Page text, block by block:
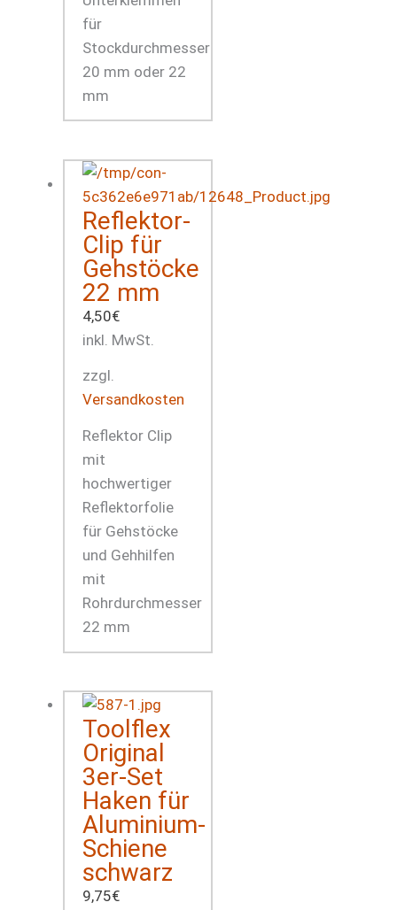
für
Stockdurchmesser
20 mm oder 22
mm
Reflektor-
Clip für
Gehstöcke
22 mm
4,50€
inkl. MwSt.
zzgl.
Versandkosten
Reflektor Clip
mit
hochwertiger
Reflektorfolie
für Gehstöcke
und Gehhilfen
mit
Rohrdurchmesser
22 mm
Toolflex
Original
3er-Set
Haken für
Aluminium-
Schiene
schwarz
9,75€